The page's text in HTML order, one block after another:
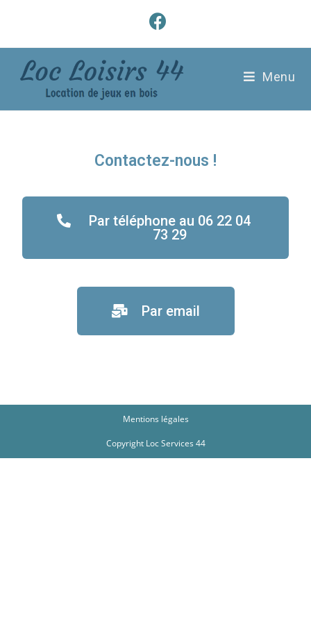
Menu
Contactez-nous !
Par téléphone au 06 22 04
73 29
Par email
Mentions légales
Copyright Loc Services 44